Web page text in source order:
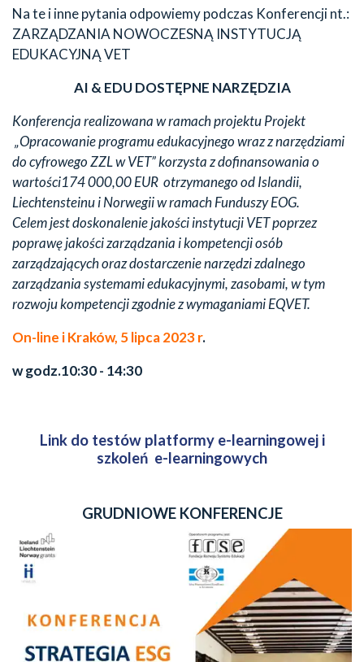
Na te i inne pytania odpowiemy podczas Konferencji nt.:
ZARZĄDZANIA NOWOCZESNĄ INSTYTUCJĄ
EDUKACYJNĄ VET
AI & EDU DOSTĘPNE NARZĘDZIA
Konferencja realizowana w ramach projektuProjekt
„Opracowanie programu edukacyjnego wraz z narzędziami
do cyfrowego ZZL w VET” korzysta z dofinansowania o
wartości174 000,00 EUR otrzymanego od Islandii,
Liechtensteinu i Norwegii w ramach Funduszy EOG.
Celem jest doskonalenie jakości instytucji VET poprzez
poprawę jakości zarządzania i kompetencji osób
zarządzających oraz dostarczenie narzędzi zdalnego
zarządzania systemami edukacyjnymi, zasobami, w tym
rozwoju kompetencji zgodnie z wymaganiami EQVET.
On-line iKraków, 5 lipca 2023 r.
w godz.10:30 - 14:30
Link do testów platformy e-learningowej i
szkoleń e-learningowych
GRUDNIOWE KONFERENCJE